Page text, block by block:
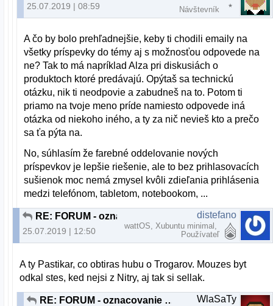
25.07.2019 | 08:59 Návštevník
A čo by bolo prehľadnejšie, keby ti chodili emaily na
všetky príspevky do témy aj s možnosťou odpovede na
ne? Tak to má napríklad Alza pri diskusiách o
produktoch ktoré predávajú. Opýtaš sa technickú
otázku, nik ti neodpovie a zabudneš na to. Potom ti
priamo na tvoje meno príde namiesto odpovede iná
otázka od niekoho iného, a ty za nič nevieš kto a prečo
sa ťa pýta na.
No, súhlasím že farebné oddelovanie nových
príspevkov je lepšie riešenie, ale to bez prihlasovacích
sušienok moc nemá zmysel kvôli zdieľania prihlásenia
medzi telefónom, tabletom, notebookom, ...
25.07.2019 | 12:50
distefano
wattOS, Xubuntu minimal,
Používateľ
A ty Pastikar, co obtiras hubu o Trogarov. Mouzes byt
odkal stes, ked nejsi z Nitry, aj tak si sellak.
RE: FORUM - oznacovanie a zvyrazňovanie nových príspevkov WlaSaTy